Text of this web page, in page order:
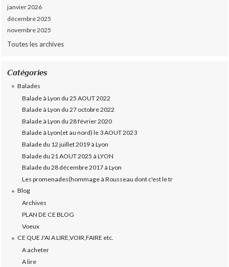
janvier 2026
décembre 2025
novembre 2025
Toutes les archives
Catégories
Balades
Balade à Lyon du 25 AOUT 2022
Balade à Lyon du 27 octobre 2022
Balade à Lyon du 28 février 2020
Balade à Lyon(et au nord) le 3 AOUT 2023
Balade du 12 juillet 2019 à Lyon
Balade du 21 AOUT 2025 à LYON
Balade du 28 décembre 2017 à Lyon
Les promenades(hommage à Rousseau dont c'est le tr
Blog
Archives
PLAN DE CE BLOG
Voeux
CE QUE J'AI A LIRE,VOIR,FAIRE etc.
A acheter
A lire